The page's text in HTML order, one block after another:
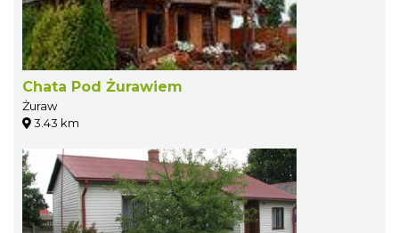
Chata Pod Żurawiem
Żuraw
3.43 km